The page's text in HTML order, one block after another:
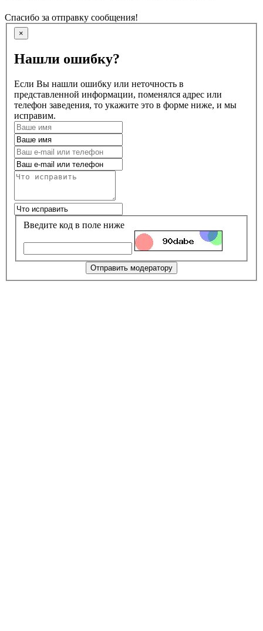
Спасибо за отправку сообщения!
×
Нашли ошибку?
Если Вы нашли ошибку или неточность в
представленной информации, поменялся адрес или
телефон заведения, то укажите это в форме ниже, и мы
исправим.
Введите код в поле ниже
Отправить модератору